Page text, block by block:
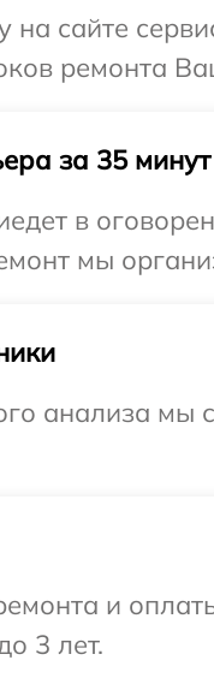
на сайте
ремонта
за 35 минут
в
мы
анализа мы
и
3 лет.